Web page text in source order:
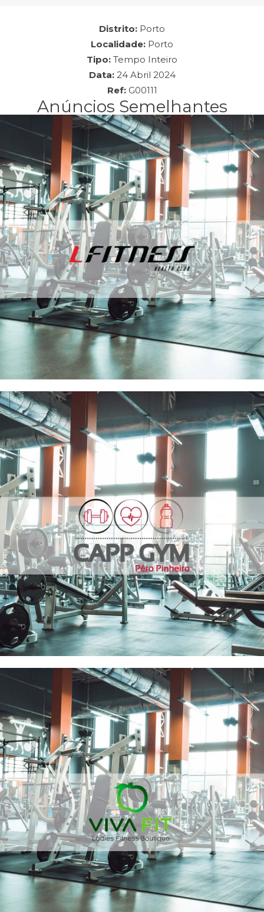
Distrito: Porto
Localidade: Porto
Tipo: Tempo Inteiro
Data: 24 Abril 2024
Ref: G00111
Anúncios Semelhantes